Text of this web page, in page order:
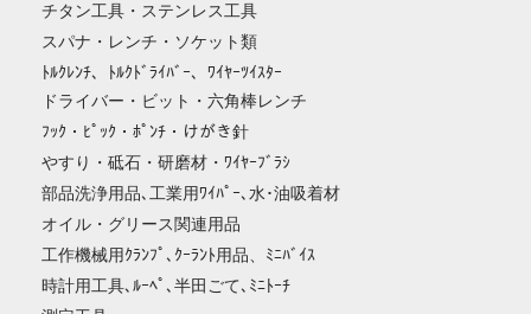
チタン工具・ステンレス工具
スパナ・レンチ・ソケット類
ﾄﾙｸﾚﾝﾁ、ﾄﾙｸﾄﾞﾗｲﾊﾞｰ、ﾜｲﾔｰﾂｲｽﾀｰ
ドライバー・ビット・六角棒レンチ
ﾌｯｸ・ﾋﾟｯｸ・ﾎﾟﾝﾁ・けがき針
やすり・砥石・研磨材・ﾜｲﾔｰﾌﾞﾗｼ
部品洗浄用品､工業用ﾜｲﾊﾟｰ､水･油吸着材
オイル・グリース関連用品
工作機械用ｸﾗﾝﾌﾟ､ｸｰﾗﾝﾄ用品、ﾐﾆﾊﾞｲｽ
時計用工具､ﾙｰﾍﾟ､半田ごて､ﾐﾆﾄｰﾁ